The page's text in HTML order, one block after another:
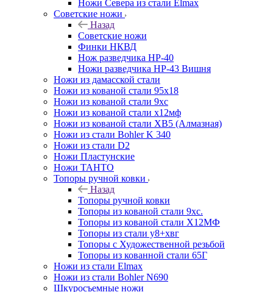
Ножи Севера из стали Elmax
Советские ножи
Назад
Советские ножи
Финки НКВД
Нож разведчика НР-40
Ножи разведчика НР-43 Вишня
Ножи из дамасской стали
Ножи из кованой стали 95х18
Ножи из кованой стали 9хс
Ножи из кованой стали х12мф
Ножи из кованой стали ХВ5 (Алмазная)
Ножи из стали Bohler K 340
Ножи из стали D2
Ножи Пластунские
Ножи ТАНТО
Топоры ручной ковки
Назад
Топоры ручной ковки
Топоры из кованой стали 9хс.
Топоры из кованой стали Х12МФ
Топоры из стали у8+хвг
Топоры с Художественной резьбой
Топоры из кованной стали 65Г
Ножи из стали Elmax
Ножи из стали Bohler N690
Шкуросъемные ножи